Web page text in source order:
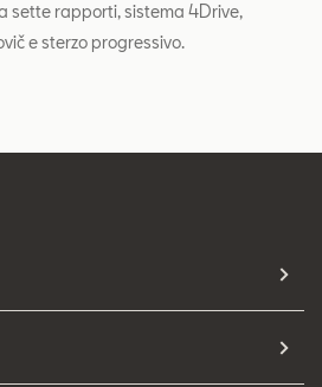
sette rapporti, sistema 4Drive,
e sterzo progressivo.